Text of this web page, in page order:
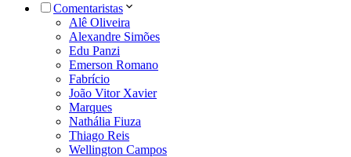
Comentaristas
Alê Oliveira
Alexandre Simões
Edu Panzi
Emerson Romano
Fabrício
João Vitor Xavier
Marques
Nathália Fiuza
Thiago Reis
Wellington Campos